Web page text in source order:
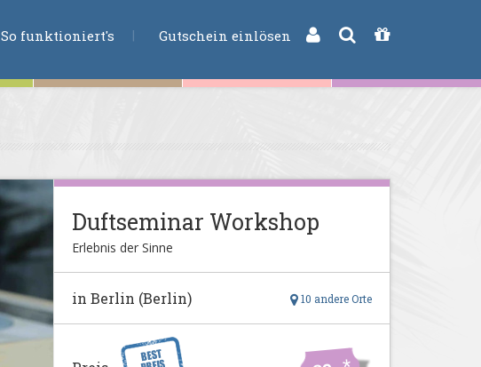
So funktioniert's Gutschein einlösen
Duftseminar Workshop
Erlebnis der Sinne
10 andere Orte
in Berlin (Berlin)